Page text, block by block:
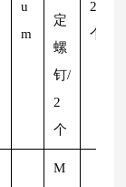
u
m
定
螺
钉/
2
个
2
个
M